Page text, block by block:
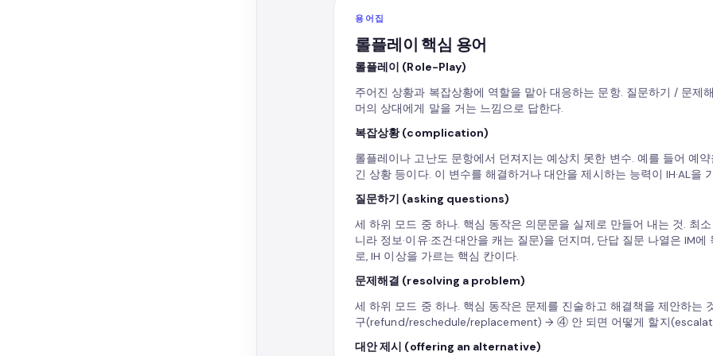
용어집
롤플레이 핵심 용어
롤플레이 (Role-Play)
주어진 상황과 복잡상황에 역할을 맡아 대응하는 문항. 질문하기 / 문제
머의 상대에게 말을 거는 느낌으로 답한다.
복잡상황 (complication)
롤플레이나 고난도 문항에서 던져지는 예상치 못한 변수. 예를 들어 예
긴 상황 등이다. 이 변수를 해결하거나 대안을 제시하는 능력이 IH·AL을
질문하기 (asking questions)
세 하위 모드 중 하나. 핵심 동작은 의문문을 실제로 만들어 내는 것. 최
니라 정보·이유·조건·대안을 캐는 질문)을 던지며, 단답 질문 나열은 IM
로, IH 이상을 가르는 핵심 칸이다.
문제해결 (resolving a problem)
세 하위 모드 중 하나. 핵심 동작은 문제를 진술하고 해결책을 제안하
구(refund/reschedule/replacement) → ④ 안 되면 어떻게 할지
대안 제시 (offering an alternative)